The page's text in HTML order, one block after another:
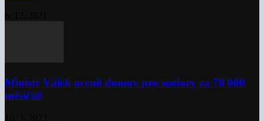
Ministr Válek ocenil domov pro seniory za 70 000
měsíčně